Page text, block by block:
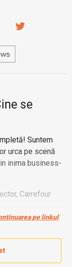
se
Suntem
urca pe scenă
inima business-
Carrefour
of Business
pe linkul